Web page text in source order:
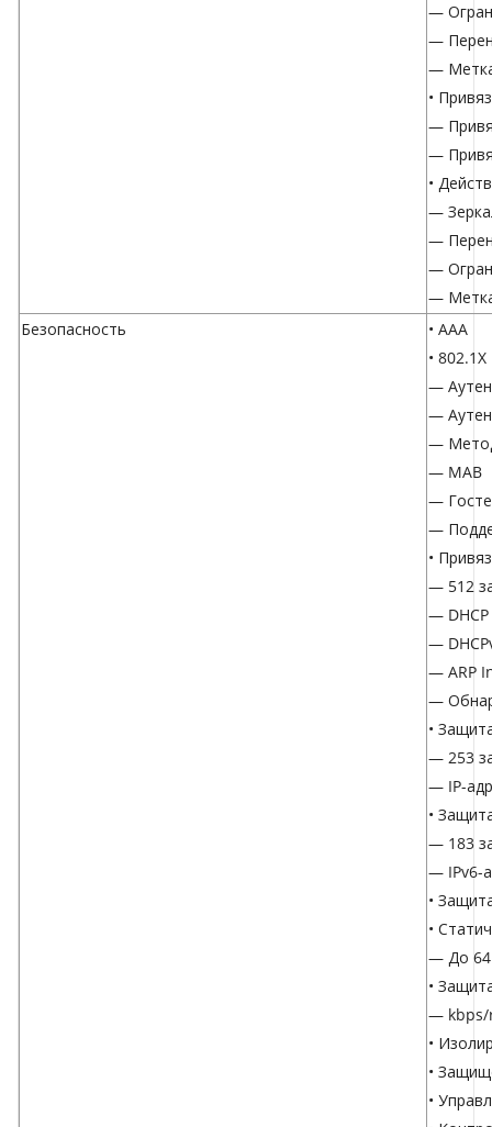
—
—
— Метка
•
—
—
•
—
—
—
— Метка
Безопасность
• AAA
• 802.1X
—
—
— Метод
— MAB
—
—
•
— 512
—
—
— ARP
—
•
— 253
— IP-
•
— 183
— IPv6-
•
•
— До 64
•
— kbps/
•
•
•